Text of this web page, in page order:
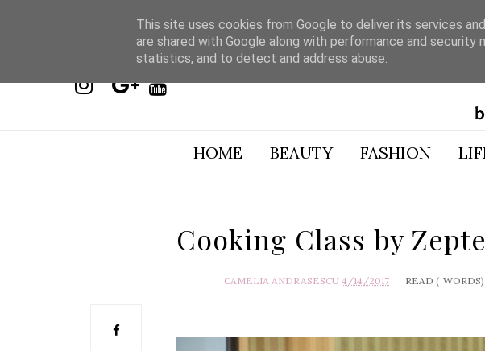
HOME BEAUTY FASHION
Cooking Class by
CAMELIA ANDRASESCU 4/14/2017 READ ( WORDS)
This site uses cookies from Google to deliver its services
are shared with Google along with performance and
statistics, and to detect and address abuse.